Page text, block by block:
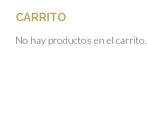
CARRITO
No hay productos en el carrito.